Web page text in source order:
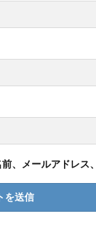
、メールアドレス